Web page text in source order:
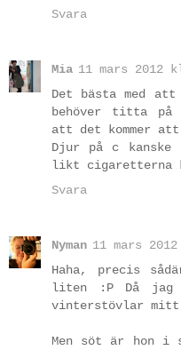
Svara
Mia 11 mars 2012
Det bästa med
behöver titta på
att det kommer
Djur på c kanske
likt cigaretterna
Svara
Nyman 11 mars
Haha, precis
liten :P Då jag
vinterstövlar mitt i
Men söt är hon i